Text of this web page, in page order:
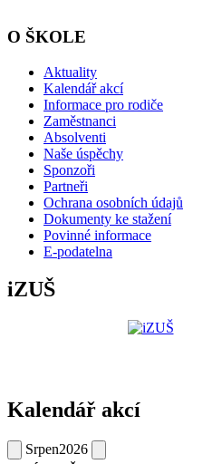
O ŠKOLE
Aktuality
Kalendář akcí
Informace pro rodiče
Zaměstnanci
Absolventi
Naše úspěchy
Sponzoři
Partneři
Ochrana osobních údajů
Dokumenty ke stažení
Povinné informace
E-podatelna
iZUŠ
Kalendář akcí
Srpen2026